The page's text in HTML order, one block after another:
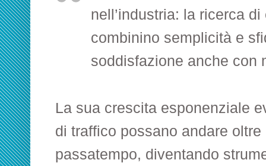
nell’industria: la ricerca
combinino semplicità e
soddisfazione anche con
La sua crescita esponenziale
di traffico possano andare
passatempo, diventando